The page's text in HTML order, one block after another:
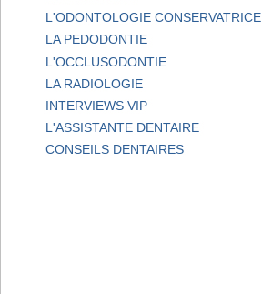
L'ODONTOLOGIE CONSERVATRICE
LA PEDODONTIE
L'OCCLUSODONTIE
LA RADIOLOGIE
INTERVIEWS VIP
L'ASSISTANTE DENTAIRE
CONSEILS DENTAIRES